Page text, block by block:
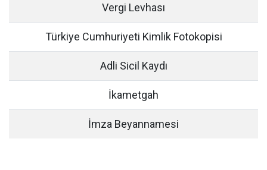
Vergi Levhası
Türkiye Cumhuriyeti Kimlik Fotokopisi
Adli Sicil Kaydı
İkametgah
İmza Beyannamesi